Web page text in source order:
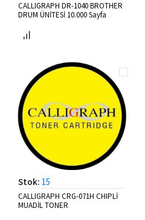
CALLIGRAPH DR-1040 BROTHER
DRUM ÜNİTESİ 10.000 Sayfa
Stok: 15
CALLIGRAPH CRG-071H CHIPLİ
MUADİL TONER